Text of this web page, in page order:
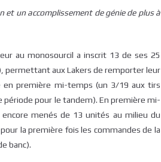
et un accomplissement de génie de plus à
au monosourcil a inscrit 13 de ses 25
permettant aux Lakers de remporter leur
en première mi-temps (un 3/19 aux tirs
période pour le tandem). En première mi-
menés de 13 unités au milieu du
la première fois les commandes de la
banc).